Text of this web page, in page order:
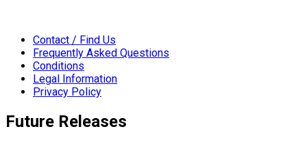
Contact / Find Us
Frequently Asked Questions
Conditions
Legal Information
Privacy Policy
Future Releases